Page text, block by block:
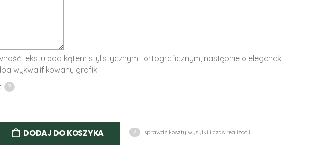
tekstu pod kątem stylistycznym i ortograficznym, następnie o elegancki
wykwalifikowany grafik.
?
DODAJ DO KOSZYKA ? sprawdź koszty wysyłki i czas realizacji